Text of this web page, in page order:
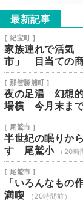
最新記事
[ 紀宝町 ]
家族連れで活気
市」 目当ての
[ 那智勝浦町 ]
夜の足湯 幻想
場横 今月末ま
[ 尾鷲市 ]
半世紀の眠りか
す 尾鷲小
（20時
[ 尾鷲市 ]
「いろんなも
満喫
（20時間前）